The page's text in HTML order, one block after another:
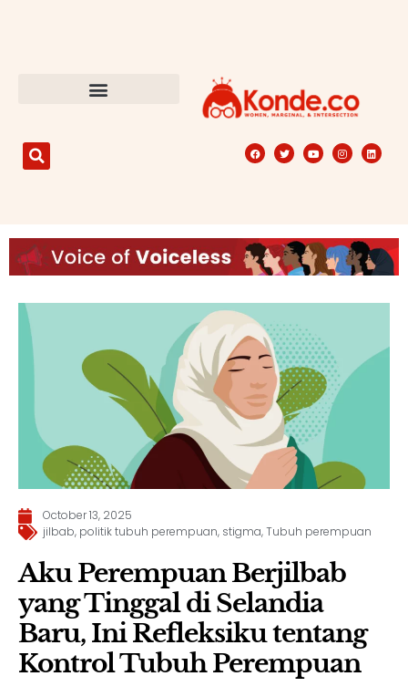
October 13, 2025
jilbab, politik tubuh perempuan, stigma,Tubuh perempuan
Aku Perempuan Berjilbab
yang Tinggal di Selandia
Baru, Ini Refleksiku tentang
Kontrol Tubuh Perempuan